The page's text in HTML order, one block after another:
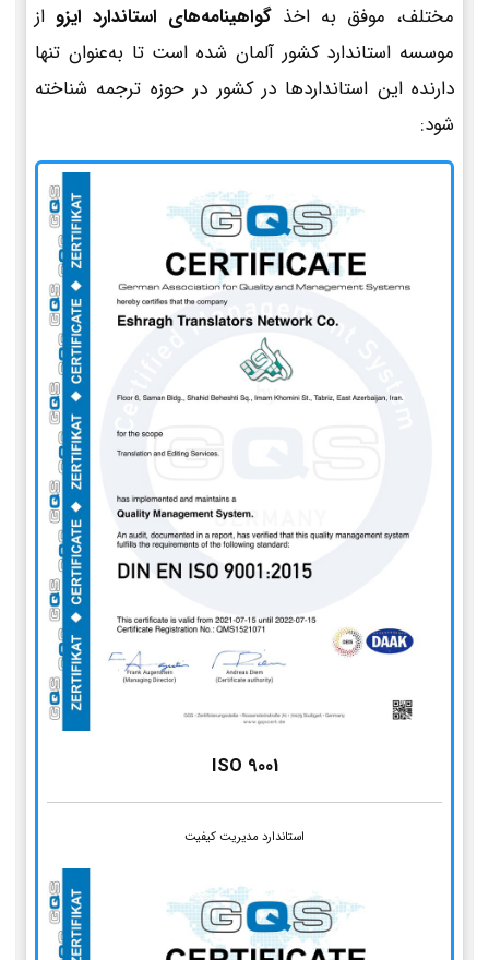
مختلف، موفق به اخذ گواهینامه‌های استاندارد ایزو از
موسسه استاندارد کشور آلمان شده است تا به‌عنوان تنها
دارنده این استانداردها در کشور در حوزه ترجمه شناخته
شود:
ISO 9001
استاندارد مدیریت کیفیت